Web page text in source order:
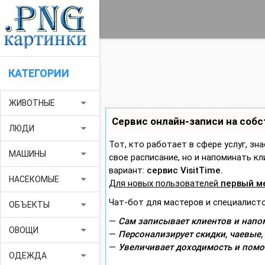
КАТЕГОРИИ
ЖИВОТНЫЕ arrow_drop_down
ЛЮДИ arrow_drop_down
МАШИНЫ arrow_drop_down
НАСЕКОМЫЕ arrow_drop_down
ОБЪЕКТЫ arrow_drop_down
ОВОЩИ arrow_drop_down
ОДЕЖДА arrow_drop_down
Сервис онлайн-записи на
Тот, кто работает в сфере услуг,
свое расписание, но и напоминать
вариант: сервис VisitTime.
Для новых пользователей первый
Чат-бот для мастеров и
— Сам записывает клиентов и
— Персонализирует скидки,
— Увеличивает доходимость и